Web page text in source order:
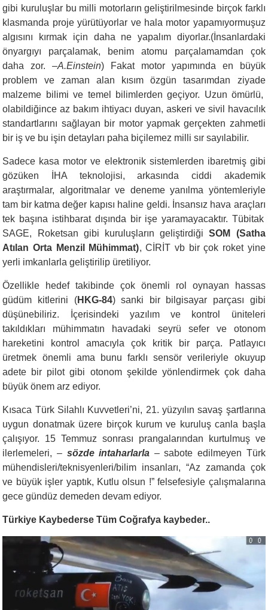
gibi kuruluşlar bu milli motorların geliştirilmesinde birçok farklı
klasmanda projeyürütüyorlar ve hala motor yapamıyormuşuz
algısını kırmak için daha ne yapalım diyorlar.(İnsanlardaki
önyargıyı parçalamak, benim atomu parçalamamdan çok
daha zor. –A.Einstein)
Fakat motor yapımında en büyük
problem ve zaman alan kısım özgün tasarımdan ziyade
malzeme bilimi ve temel bilimlerden geçiyor. Uzun ömürlü,
olabildiğince az bakım ihtiyacı duyan, askeri ve sivil havacılık
standartlarını sağlayan bir motor yapmak gerçekten zahmetli
bir iş ve bu işin detayları paha biçilemez milli sır sayılabilir.
Sadece kasa motor ve elektronik sistemlerden ibaretmiş gibi
gözüken İHA teknolojisi, arkasında ciddi akademik
araştırmalar, algoritmalar ve deneme yanılma yöntemleriyle
tam bir katma değer kapısı haline geldi. İnsansız hava araçları
tek başına istihbarat dışında bir işe yaramayacaktır. Tübitak
SAGE,
Roketsan gibi kuruluşların geliştirdiğiSOM (Satha
Atılan Orta Menzil Mühimmat),CİRİT vb bir çok roket yine
yerli imkanlarla geliştirilip üretiliyor.
Özellikle hedef takibinde çok önemli rol oynayan hassas
güdüm kitlerini (HKG-84)sanki bir bilgisayar parçası gibi
düşünebiliriz. İçerisindeki yazılım ve kontrol üniteleri
takıldıkları mühimmatın havadaki seyrü sefer ve otonom
hareketini kontrol amacıyla çok kritik bir parça. Patlayıcı
üretmek önemli ama bunu farklı sensör verileriyle okuyup
adete bir pilot gibi otonom şekilde yönlendirmek çok daha
büyük önem arz ediyor.
Kısaca Türk Silahlı Kuvvetleri’ni, 21. yüzyılın savaş şartlarına
uygun donatmak üzere birçok kurum ve kuruluş canla başla
çalışıyor. 15 Temmuz sonrası prangalarından kurtulmuş ve
ilerlemeleri, – sözde intaharlarla – sabote edilmeyen Türk
mühendisleri/teknisyenleri/bilim insanları, “Az zamanda çok
ve büyük işler yaptık, Kutlu olsun !” felsefesiyle çalışmalarına
gece gündüz demeden devam ediyor.
Türkiye Kaybederse Tüm Coğrafya kaybeder..